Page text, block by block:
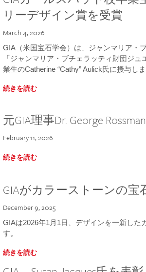
リーデザイン賞を受賞
March 4, 2026
GIA（米国宝石学会）は、ジャンマリア・
「ジャンマリア・ブチェラッティ財団ジ
業生のCatherine “Cathy” Aulick氏に授与しま
続きを読む
元GIA理事Dr. George
February 11, 2026
続きを読む
GIAがカラーストーンの
December 9, 2025
GIAは2026年1月1日、デザインを一新した
す。
続きを読む